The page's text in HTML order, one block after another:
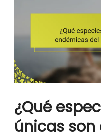
¿Qué
únicas